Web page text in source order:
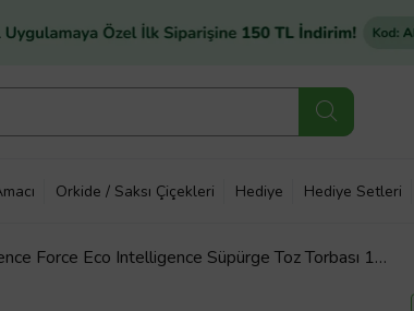
Orkide / Saksı Çiçekleri Hediye Hediye Setleri
Force Eco Intelligence Süpürge Toz Torbası 10